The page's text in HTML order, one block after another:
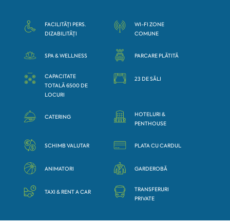
FACILITĂȚI PERS.
DIZABILITĂȚI
WI-FI ZONE
COMUNE
SPA & WELLNESS PARCARE PLĂTITĂ
CAPACITATE
TOTALĂ 6500 DE
LOCURI
23 DE SĂLI
CATERING
HOTELURI &
PENTHOUSE
SCHIMB VALUTAR PLATA CU CARDUL
ANIMATORI GARDEROBĂ
TAXI & RENT A CAR
TRANSFERURI
PRIVATE